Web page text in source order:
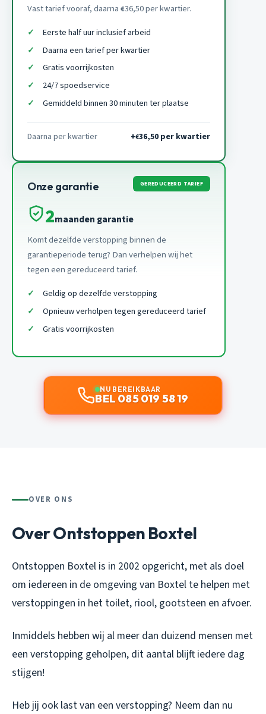
Vast tarief vooraf, daarna €36,50 per kwartier.
Eerste half uur inclusief arbeid
Daarna een tarief per kwartier
Gratis voorrijkosten
24/7 spoedservice
Gemiddeld binnen 30 minuten ter plaatse
Daarna per kwartier +€36,50 per kwartier
Onze garantie GEREDUCEERD TARIEF
2maanden garantie
Komt dezelfde verstopping binnen de
garantieperiode terug? Dan verhelpen wij het
tegen een gereduceerd tarief.
Geldig op dezelfde verstopping
Opnieuw verholpen tegen gereduceerd tarief
Gratis voorrijkosten
NU BEREIKBAAR
BEL 085 019 58 19
OVER ONS
Over Ontstoppen Boxtel
Ontstoppen Boxtel is in 2002 opgericht, met als doel
om iedereen in de omgeving van Boxtel te helpen met
verstoppingen in het toilet, riool, gootsteen en afvoer.
Inmiddels hebben wij al meer dan duizend mensen met
een verstopping geholpen, dit aantal blijft iedere dag
stijgen!
Heb jij ook last van een verstopping? Neem dan nu